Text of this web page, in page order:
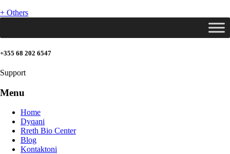
+ Others
+355 68 202 6547
Support
Menu
Home
Dyqani
Rreth Bio Center
Blog
Kontaktoni